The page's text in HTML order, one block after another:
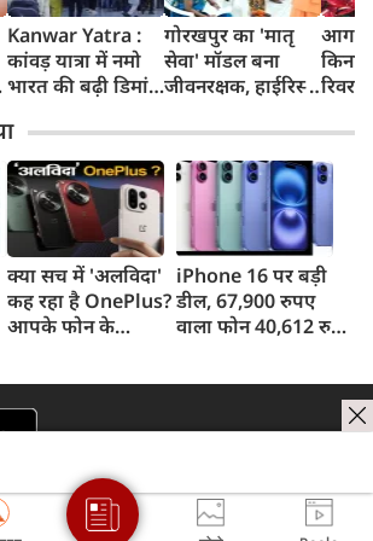
Kanwar Yatra :
कांवड़ यात्रा में नमो
भारत की बढ़ी डिमांड,
कई स्टेशनों पर 50%
तक बढ़ी यात्रियों की
संख्या
गोरखपुर का 'मातृ
सेवा' मॉडल बना
जीवनरक्षक, हाईरिस्क
इलाज से बची 77
जिंदगियां
आगरा
रिवर
करेगी
क्या सच में 'अलविदा'
कह रहा है OnePlus?
आपके फोन के
iPhone 16 पर बड़ी
डील, 67,900 रुपए
वाला फोन 40,612 रुपए